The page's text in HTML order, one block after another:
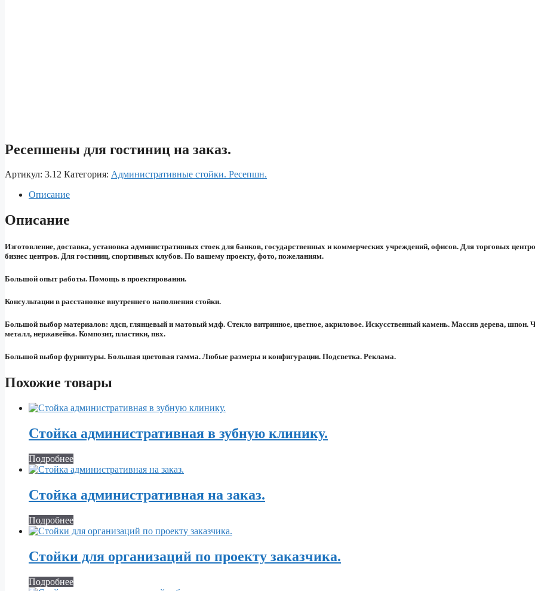
Ресепшены для гостиниц на заказ.
Артикул: 3.12 Категория: Aдминистративные стойки. Ресепшн.
Описание
Описание
Изготовление, доставка, установка административных стоек для банков, государственных и коммерческих учреждений, офисов. Для торговых
бизнес центров. Для гостиниц, спортивных клубов. По вашему проекту, фото, пожеланиям.
Большой опыт работы. Помощь в проектировании.
Консультации в расстановке внутреннего наполнения стойки.
Большой выбор материалов: лдсп, глянцевый и матовый мдф. Стекло витринное, цветное, акриловое. Искусственный камень. Массив дерева, шпон.
металл, нержавейка. Композит, пластики, пвх.
Большой выбор фурнитуры. Большая цветовая гамма. Любые размеры и конфигурации. Подсветка. Реклама.
Похожие товары
Стойка административная в зубную клинику.
Подробнее
Стойка административная на заказ.
Подробнее
Стойки для организаций по проекту заказчика.
Подробнее